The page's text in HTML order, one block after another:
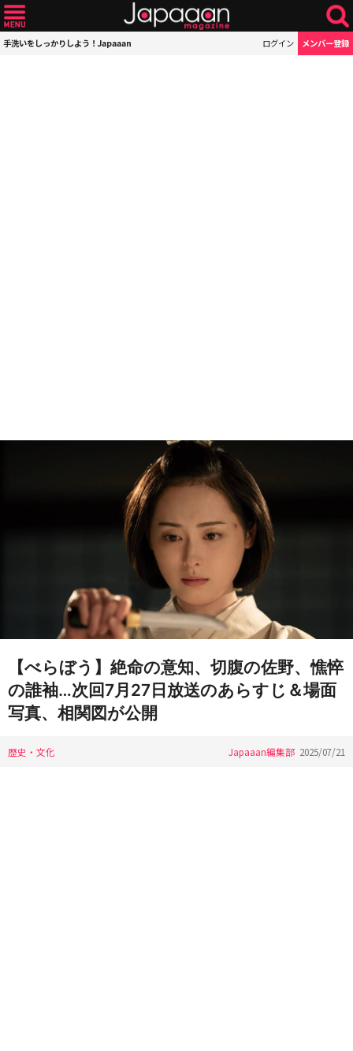
手洗いをしっかりしよう！Japaaan ログイン メンバー登録
【べらぼう】絶命の意知、切腹の佐野、憔悴
の誰袖…次回7月27日放送のあらすじ＆場面
写真、相関図が公開
歴史・文化 Japaaan編集部 2025/07/21